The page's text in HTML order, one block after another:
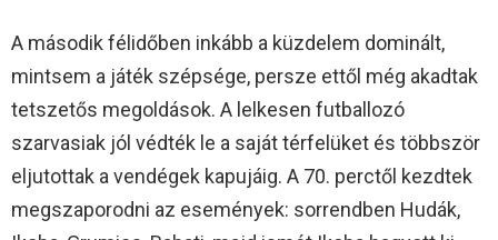
A második félidőben inkább a küzdelem dominált,
mintsem a játék szépsége, persze ettől még akadtak
tetszetős megoldások. A lelkesen futballozó
szarvasiak jól védték le a saját térfelüket és többször
eljutottak a vendégek kapujáig. A 70. perctől kezdtek
megszaporodni az események: sorrendben Hudák,